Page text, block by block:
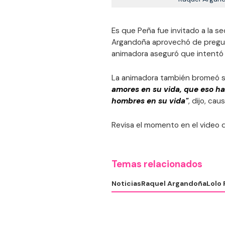
Es que Peña fue invitado a la
Argandoña aprovechó de
animadora aseguró que
La animadora también bromeó
amores en su vida, que eso
hombres en su vida", dijo,
Revisa el momento en el video
Temas relacionados
NoticiasRaquel ArgandoñaLolo